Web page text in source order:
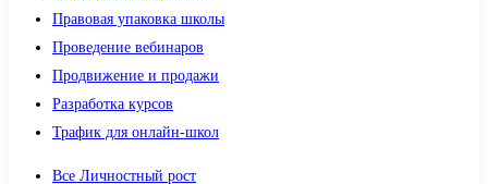
Правовая упаковка школы
Проведение вебинаров
Продвижение и продажи
Разработка курсов
Трафик для онлайн-школ
Все Личностный рост